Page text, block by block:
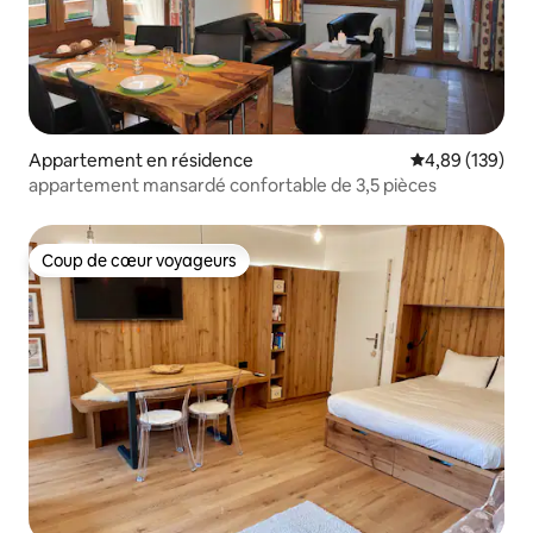
Appartement en résidence Évaluation
4,89 (139)
appartement mansardé confortable de 3,5 pièces
Coup de cœur voyageurs
Coup de cœur voyageurs